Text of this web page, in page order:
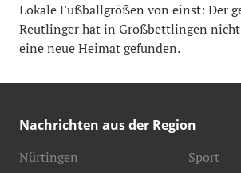
Lokale Fußballgrößen von einst: Der
Reutlinger hat in Großbettlingen
eine neue Heimat gefunden.
Nachrichten aus der Region
Nürtingen
Sport